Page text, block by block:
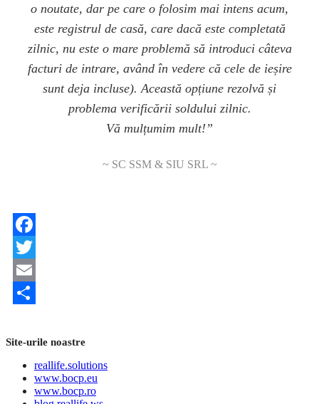
o noutate, dar pe care o folosim mai intens acum,
este registrul de casă, care dacă este completată
zilnic, nu este o mare problemă să introduci câteva
facturi de intrare, având în vedere că cele de ieșire
sunt deja incluse). Această opțiune rezolvă și
problema verificării soldului zilnic.
Vă mulțumim mult!”
~ SC SSM & SIU SRL ~
Facebook
Twitter
Email
Site-urile noastre
reallife.solutions
www.bocp.eu
www.bocp.ro